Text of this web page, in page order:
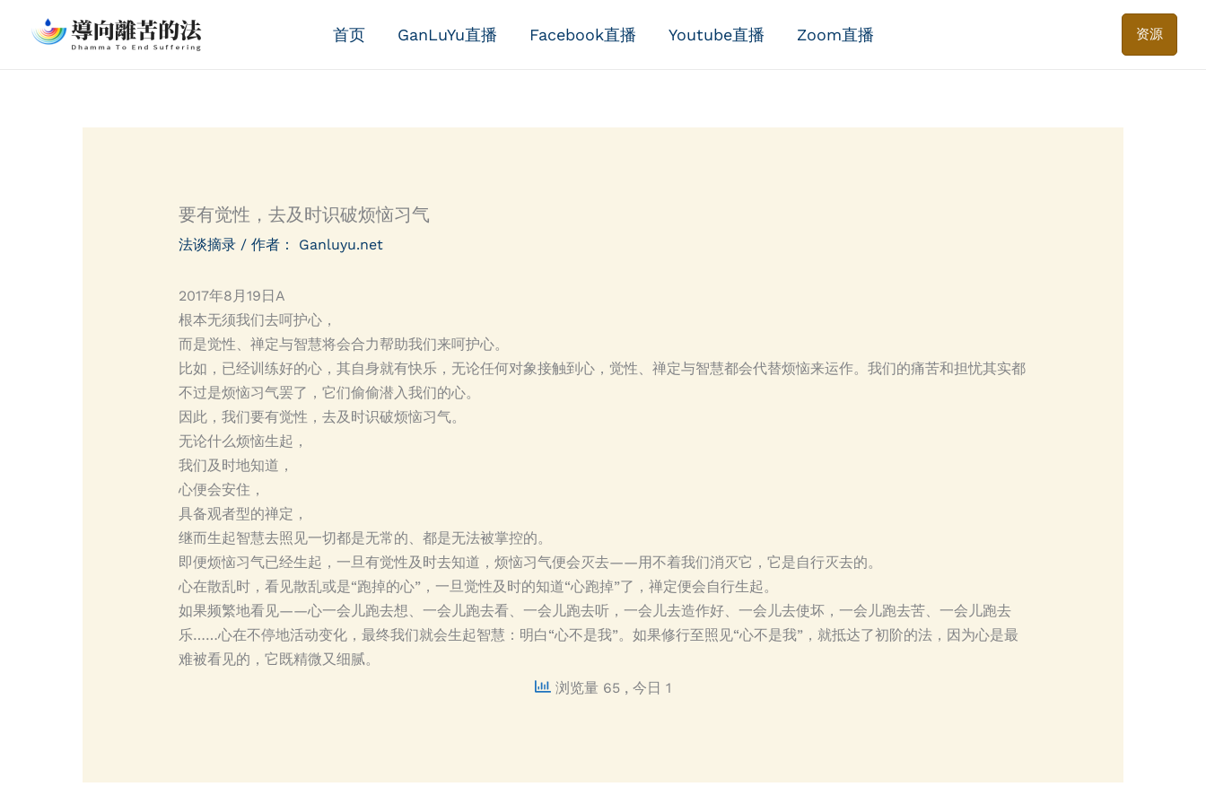
首页 GanLuYu直播 Facebook直播 Youtube直播 Zoom直播 资源
要有觉性，去及时识破烦恼习气
法谈摘录/ 作者： Ganluyu.net
2017年8月19日A
根本无须我们去呵护心，
而是觉性、禅定与智慧将会合力帮助我们来呵护心。
比如，已经训练好的心，其自身就有快乐，无论任何对象接触到心，觉性、禅定与智慧都会代替烦恼来运作。我们的痛苦和担忧其实都
不过是烦恼习气罢了，它们偷偷潜入我们的心。
因此，我们要有觉性，去及时识破烦恼习气。
无论什么烦恼生起，
我们及时地知道，
心便会安住，
具备观者型的禅定，
继而生起智慧去照见一切都是无常的、都是无法被掌控的。
即便烦恼习气已经生起，一旦有觉性及时去知道，烦恼习气便会灭去——用不着我们消灭它，它是自行灭去的。
心在散乱时，看见散乱或是“跑掉的心”，一旦觉性及时的知道“心跑掉”了，禅定便会自行生起。
如果频繁地看见——心一会儿跑去想、一会儿跑去看、一会儿跑去听，一会儿去造作好、一会儿去使坏，一会儿跑去苦、一会儿跑去
乐……心在不停地活动变化，最终我们就会生起智慧：明白“心不是我”。如果修行至照见“心不是我”，就抵达了初阶的法，因为心是最
难被看见的，它既精微又细腻。
浏览量 65 , 今日 1